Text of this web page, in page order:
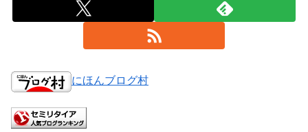
にほんブログ村